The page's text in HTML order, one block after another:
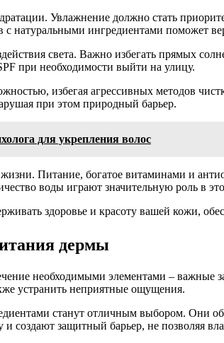
Увлажнение должно стать
натуральными ингредиентами поможет
света. Важно избегать прямых
при необходимости выйти на улицу.
избегая агрессивных методов
при этом природный барьер.
для укрепления волос
Питание, богатое витаминами и
воды играют значительную роль в
здоровье и красоту вашей кожи,
дермы
необходимыми элементами –
устранить неприятные ощущения.
станут отличным выбором. Они
защитный барьер, не позволяя